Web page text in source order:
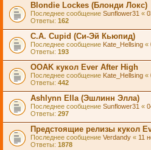
Blondie Lockes (Блонди Локс)
Последнее сообщение Sunflower31 «
Ответы: 162
C.A. Cupid (Си-Эй Кьюпид)
Последнее сообщение Kate_Hellsing «
Ответы: 193
OOАK кукол Ever After High
Последнее сообщение Kate_Hellsing «
Ответы: 442
Ashlynn Ella (Эшлинн Элла)
Последнее сообщение Sunflower31 «
Ответы: 297
Предстоящие релизы кукол
Последнее сообщение Verdandy « 11
Ответы: 1878